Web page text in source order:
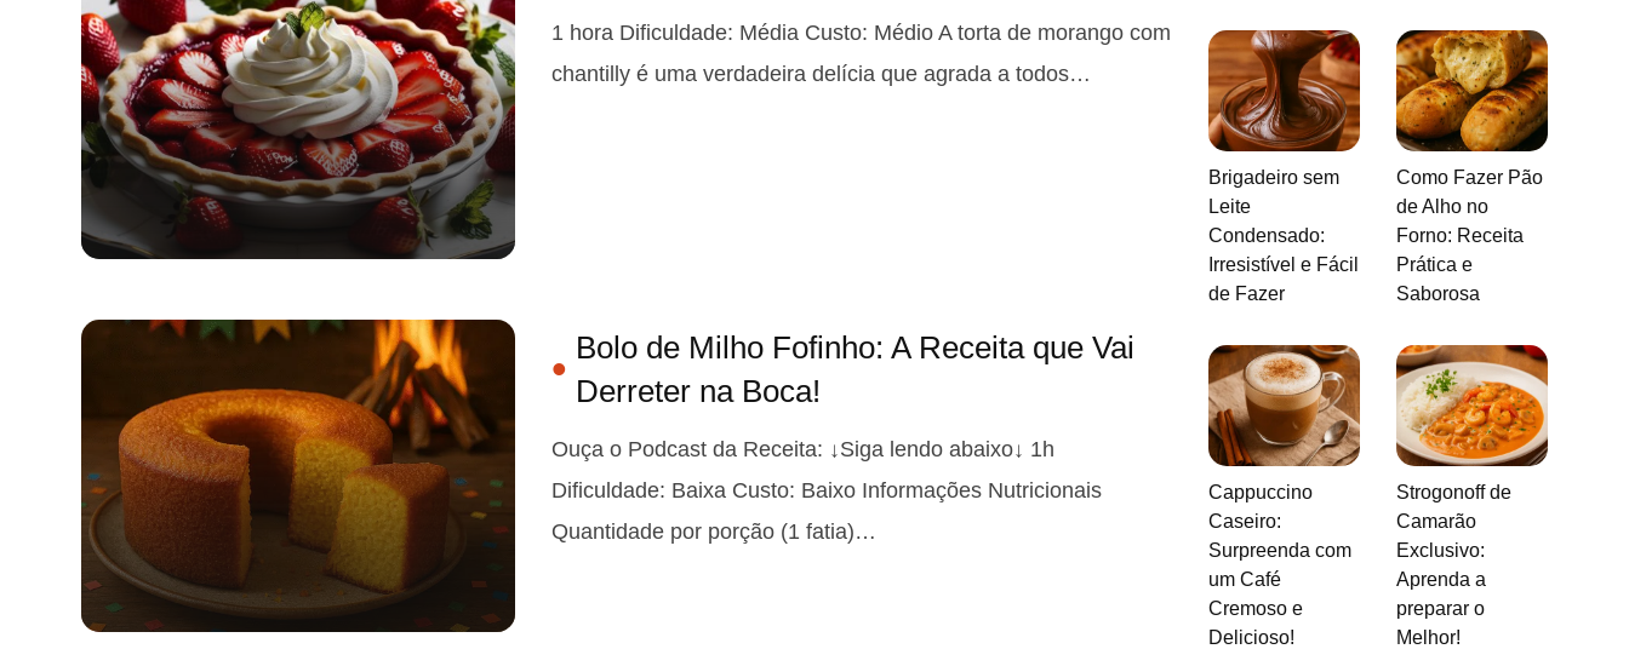
1 hora Dificuldade: Média Custo: Médio A torta de morango com
chantilly é uma verdadeira delícia que agrada a todos…
Bolo de Milho Fofinho: A Receita que Vai
Derreter na Boca!
Ouça o Podcast da Receita: ↓Siga lendo abaixo↓ 1h
Dificuldade: Baixa Custo: Baixo Informações Nutricionais
Quantidade por porção (1 fatia)…
Brigadeiro sem
Leite
Condensado:
Irresistível e Fácil
de Fazer
Como Fazer Pão
de Alho no
Forno: Receita
Prática e
Saborosa
Cappuccino
Caseiro:
Surpreenda com
um Café
Cremoso e
Delicioso!
Strogonoff de
Camarão
Exclusivo:
Aprenda a
preparar o
Melhor!